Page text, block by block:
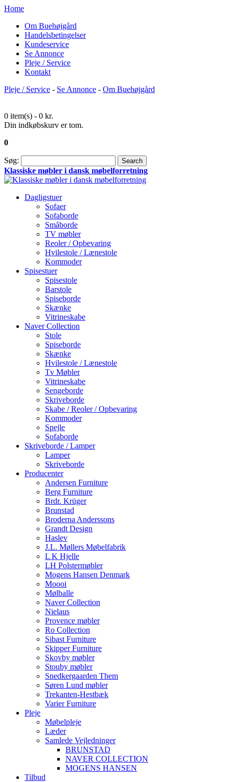
Home
Om Buehøjgård
Handelsbetingelser
Kundeservice
Se Annonce
Pleje / Service
Kontakt
Pleje / Service - Se Annonce - Om Buehøjgård
0 item(s) - 0 kr.
Din indkøbskurv er tom.
0
Søg: Search
Klassiske møbler i dansk møbelforretning
Dagligstuer
Sofaer
Sofaborde
Småborde
TV møbler
Reoler / Opbevaring
Hvilestole / Lænestole
Kommoder
Spisestuer
Spisestole
Barstole
Spiseborde
Skænke
Vitrineskabe
Naver Collection
Stole
Spiseborde
Skænke
Hvilestole / Lænestole
Tv Møbler
Vitrineskabe
Sengeborde
Skriveborde
Skabe / Reoler / Opbevaring
Kommoder
Spejle
Sofaborde
Skriveborde / Lamper
Lamper
Skriveborde
Producenter
Andersen Furniture
Berg Furniture
Brdr. Krüger
Brunstad
Broderna Anderssons
Grandt Design
Haslev
J.L. Møllers Møbelfabrik
L K Hjelle
LH Polstermøbler
Mogens Hansen Denmark
Moooi
Mølballe
Naver Collection
Nielaus
Provence møbler
Ro Collection
Sibast Furniture
Skipper Furniture
Skovby møbler
Stouby møbler
Snedkergaarden Them
Søren Lund møbler
Trekanten-Hestbæk
Varier Furniture
Pleje
Møbelpleje
Læder
Samlede Vejledninger
BRUNSTAD
NAVER COLLECTION
MOGENS HANSEN
Tilbud